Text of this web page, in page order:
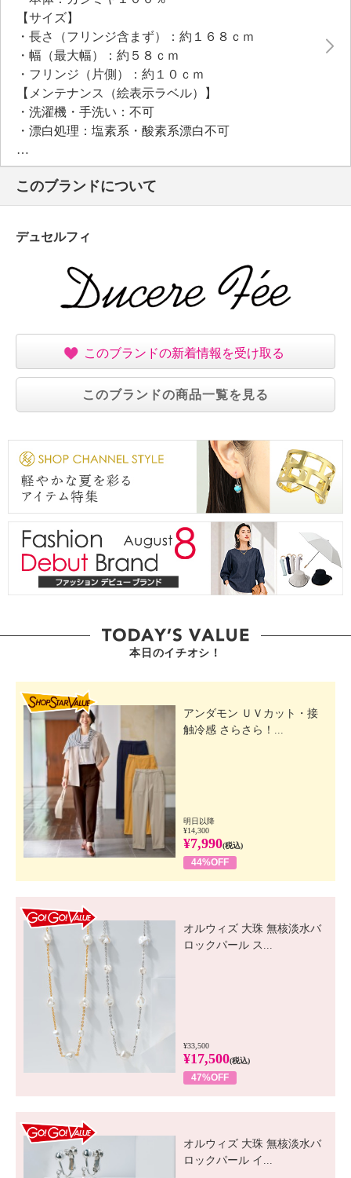
むとマフラーとしてもお使いいただけます。
【サイズ】
・長さ（フリンジ含まず）：約１６８ｃｍ
・幅（最大幅）：約５８ｃｍ
・フリンジ（片側）：約１０ｃｍ
【メンテナンス（絵表示ラベル）】
・洗濯機・手洗い：不可
・漂白処理：塩素系・酸素系漂白不可
・タンブル乾燥：不可
・アイロン仕上げ：可（中温）
・ドライクリーニング：石油系ドライクリーニング可
・ウエットクリーニング：不可
・長時間照射による変退色注意
・過度な力をかけない
【原産国（地）】
このブランドについて
デュセルフィ
このブランドの新着情報を受け取る
このブランドの商品一覧を見る
本日のイチオシ！
アンダモン ＵＶカット・接
触冷感 さらさら！...
明日以降
¥14,300
¥7,990(税込)
44%OFF
オルウィズ 大珠 無核淡水バ
ロックパール ス...
¥33,500
¥17,500(税込)
47%OFF
オルウィズ 大珠 無核淡水バ
ロックパール イ...